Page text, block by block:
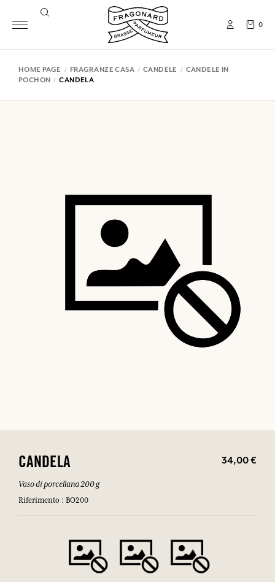
0
HOME PAGE FRAGRANZE CASA CANDELE
CANDELE IN
POCHON
CANDELA
CANDELA 34,00 €
Vaso di porcellana 200 g
Riferimento : BO200